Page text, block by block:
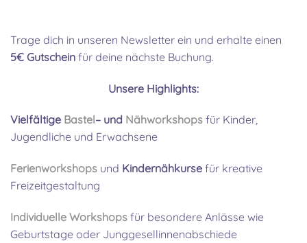
Trage dich in unseren Newsletter ein und erhalte einen
5€ Gutschein für deine nächste Buchung.
Unsere Highlights:
Vielfältige Bastel– und Nähworkshops für Kinder,
Jugendliche und Erwachsene
Ferienworkshops und Kindernähkurse für kreative
Freizeitgestaltung
Individuelle Workshops für besondere Anlässe wie
Geburtstage oder Junggesellinnenabschiede